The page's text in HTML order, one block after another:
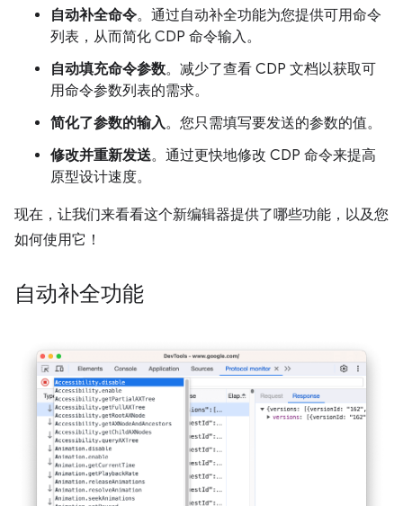
自动补全命令。通过自动补全功能为您提供可用命令
列表，从而简化 CDP 命令输入。
自动填充命令参数。减少了查看 CDP 文档以获取可
用命令参数列表的需求。
简化了参数的输入。您只需填写要发送的参数的值。
修改并重新发送。通过更快地修改 CDP 命令来提高
原型设计速度。
现在，让我们来看看这个新编辑器提供了哪些功能，以及您
如何使用它！
自动补全功能